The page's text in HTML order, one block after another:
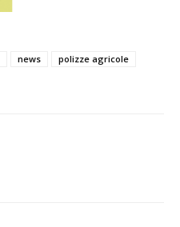
news
polizze agricole